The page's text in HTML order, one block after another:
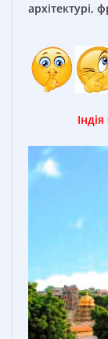
архітектурі,